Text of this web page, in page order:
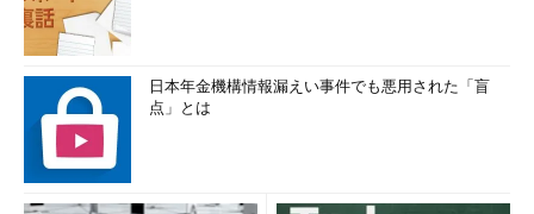
日本年金機構情報漏えい事件でも悪用された「盲
点」とは